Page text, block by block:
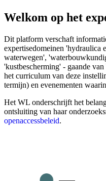
Welkom op het
Dit platform verschaft
expertisedomeinen 'hydraulica
waterwegen',
'kustbescherming' - gaande
het curriculum van deze
termijn) en evenementen
Het WL onderschrijft het
ontsluiting van haar
openaccessbeleid.